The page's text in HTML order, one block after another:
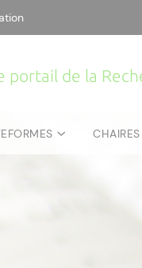
portail de la
CHAIRES